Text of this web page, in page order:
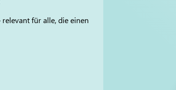
für alle, die einen